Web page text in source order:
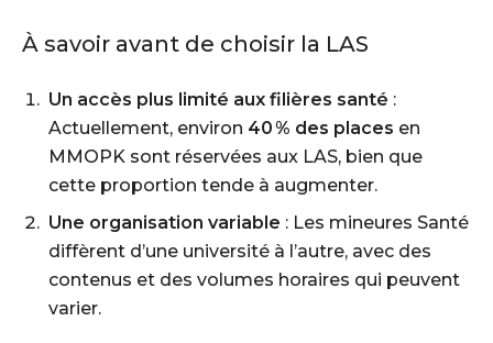
À savoir avant de choisir la LAS
Un accès plus limité aux filières santé :
Actuellement, environ 40 % des places en
MMOPK sont réservées aux LAS, bien que
cette proportion tende à augmenter.
Une organisation variable : Les mineures Santé
diffèrent d’une université à l’autre, avec des
contenus et des volumes horaires qui peuvent
varier.